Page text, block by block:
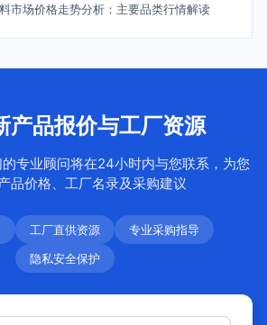
市场价格走势分析：主要品类行情解读
产品报价与工厂资源
专业顾问将在24小时内与您联系，为您
品价格、工厂名录及采购建议
工厂直供资源
专业采购指导
隐私安全保护